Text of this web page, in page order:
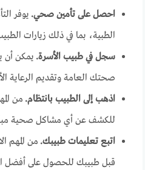
احصل على تأمين صحي. يوفر
الطبية، بما في ذلك زيارات
سجل في طبيب الأسرة. يمكن أن
صحتك العامة وتقديم الرعاية
اذهب إلى الطبيب بانتظام. من
للكشف عن أي مشاكل صحية
اتبع تعليمات طبيبك. من المهم
قبل طبيبك للحصول على أفضل